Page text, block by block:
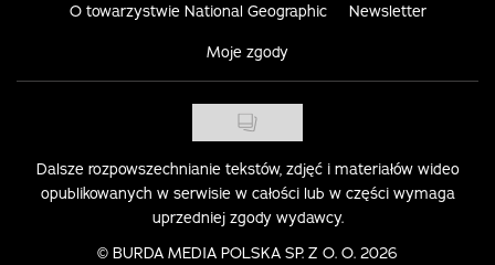
O towarzystwie National Geographic Newsletter
Moje zgody
Dalsze rozpowszechnianie tekstów, zdjęć i materiałów wideo
opublikowanych w serwisie w całości lub w części wymaga
uprzedniej zgody wydawcy.
© BURDA MEDIA POLSKA SP. Z O. O. 2026